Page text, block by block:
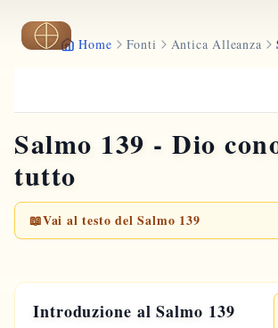
Vai al contenuto principale
Home Fonti Antica Alleanza
Salmo 139 - Dio
tutto
📖Vai al testo del Salmo 139
Introduzione al Salmo 139